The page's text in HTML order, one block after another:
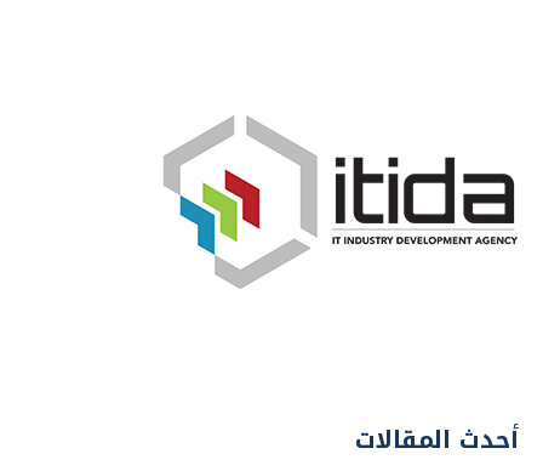
أحدث المقالات